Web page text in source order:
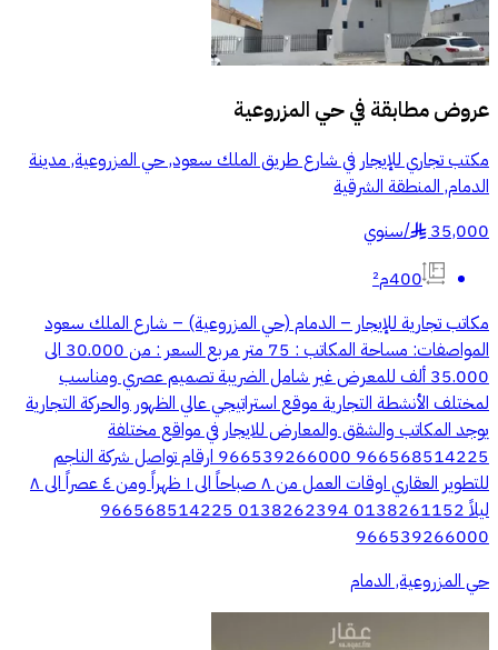
عروض مطابقة فيحي المزروعية
مكتب تجاري للإيجار في شارع طريق الملك سعود, حي المزروعية, مدينة
الدمام, المنطقة الشرقية
35,000
§
/سنوي
400م²
مكاتب تجارية للإيجار – الدمام (حي المزروعية) – شارع الملك سعود
المواصفات: مساحة المكاتب : 75 متر مربع السعر : من 30.000 الى
35.000 ألف للمعرض غير شامل الضريبة تصميم عصري ومناسب
لمختلف الأنشطة التجارية موقع استراتيجي عالي الظهور والحركة التجارية
يوجد المكاتب والشقق والمعارض للايجار في مواقع مختلفة
966568514225 966539266000 ارقام تواصل شركة الناجم
للتطوير العقاري اوقات العمل من ٨ صباحاً الى ١ ظهراً ومن ٤ عصراً الى ٨
ليلاً 0138261152 0138262394 966568514225
966539266000
حي المزروعية, الدمام